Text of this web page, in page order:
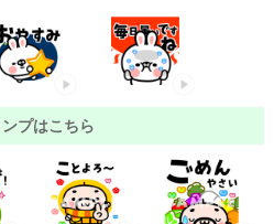
プはこちら